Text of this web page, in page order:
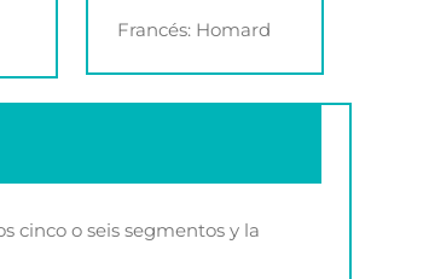
Francés: Homard
cinco o seis segmentos y la